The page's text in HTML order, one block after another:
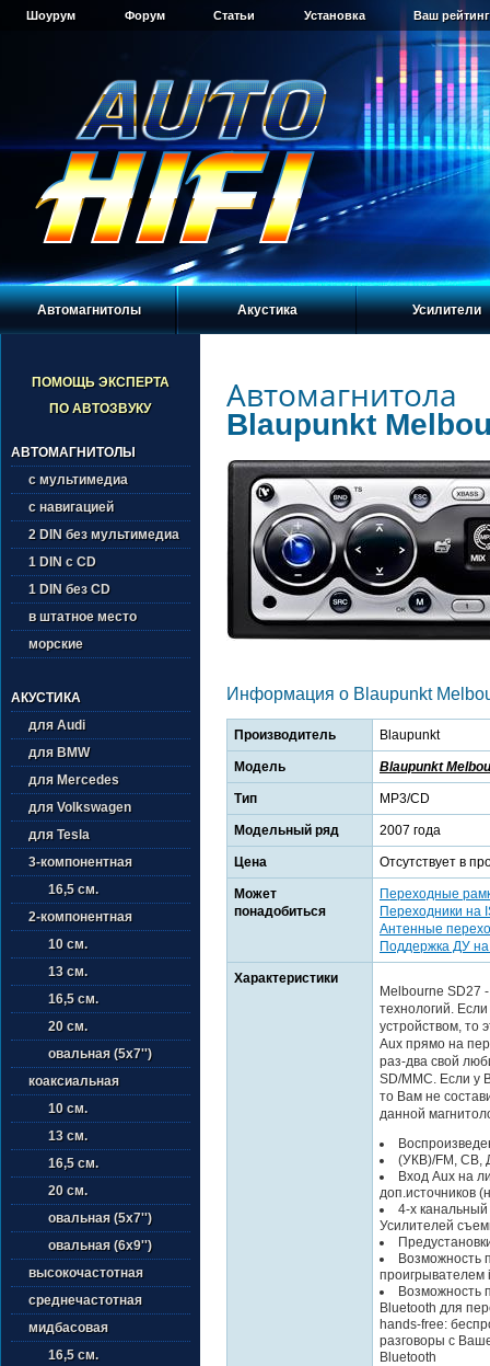
Шоурум Форум Статьи Установка Ваш
Автомагнитолы Акустика Усилители
ПОМОЩЬ ЭКСПЕРТА
ПО АВТОЗВУКУ
АВТОМАГНИТОЛЫ
с мультимедиа
с навигацией
2 DIN без мультимедиа
1 DIN с CD
1 DIN без CD
в штатное место
морские
АКУСТИКА
для Audi
для BMW
для Mercedes
для Volkswagen
для Tesla
3-компонентная
16,5 см.
2-компонентная
10 см.
13 см.
16,5 см.
20 см.
овальная (5х7'')
коаксиальная
10 см.
13 см.
16,5 см.
20 см.
овальная (5х7'')
овальная (6х9'')
высокочастотная
среднечастотная
мидбасовая
16,5 см.
Автомагнитола
Blaupunkt
Информация о Blaupunkt
Производитель Blaupunkt
Модель Blaupunkt
Тип MP3/CD
Модельный ряд 2007 года
Цена Отсутствует в
Может
понадобиться
Переходные
Переходники на
Антенные
Поддержка ДУ
Характеристики
Melbourne SD27
технологий.
устройством, то
Aux прямо на
раз-два свой
SD/MMC. Если у
то Вам не
данной
(УКВ)/FM, СВ,
Вход Aux на
доп.источников
4-х
Усилителей
Возможность
проигрывателем
Возможность
Bluetooth для
hands-free:
разговоры с
Bluetooth